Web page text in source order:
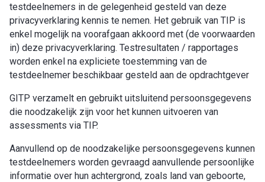
testdeelnemers in de gelegenheid gesteld van deze
privacyverklaring kennis te nemen. Het gebruik van TIP is
enkel mogelijk na voorafgaan akkoord met (de voorwaarden
in) deze privacyverklaring. Testresultaten / rapportages
worden enkel na expliciete toestemming van de
testdeelnemer beschikbaar gesteld aan de opdrachtgever
GITP verzamelt en gebruikt uitsluitend persoonsgegevens
die noodzakelijk zijn voor het kunnen uitvoeren van
assessments via TIP.
Aanvullend op de noodzakelijke persoonsgegevens kunnen
testdeelnemers worden gevraagd aanvullende persoonlijke
informatie over hun achtergrond, zoals land van geboorte,